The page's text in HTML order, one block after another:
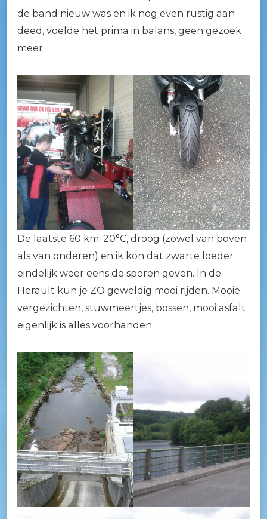
de band nieuw was en ik nog even rustig aan
deed, voelde het prima in balans, geen gezoek
meer.
De laatste 60 km: 20°C, droog (zowel van boven
als van onderen) en ik kon dat zwarte loeder
eindelijk weer eens de sporen geven. In de
Herault kun je ZO geweldig mooi rijden. Mooie
vergezichten, stuwmeertjes, bossen, mooi asfalt
eigenlijk is alles voorhanden.